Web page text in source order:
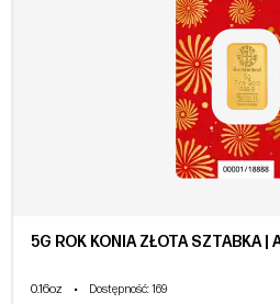
5G ROK KONIA ZŁOTA SZTABKA |
0.16oz • Dostępność: 169